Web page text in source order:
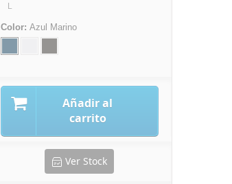
L
Color: Azul Marino
Añadir al
carrito
Ver Stock